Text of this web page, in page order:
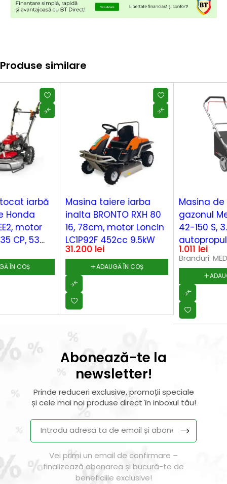
Produse similare
Masina taiere iarba
inalta BRONTO RXH 80
16, 78cm, motor Loncin
LC1P92F 452cc 9.5kW
31.200
Masina de tuns
gazonul Media Line MG
42-150 S, 3.5 CP, cu
autopropulsie
Branduri:MEDIA LINE
ADAUGĂ ÎN COȘ
Abonează-te la
newsletter!
Prinde reduceri exclusive, promoții speciale
și cele mai noi produse direct în inboxul tău!
Vei primi un email de confirmare –
finalizează abonarea și bucură-te de
beneficiile exclusive!